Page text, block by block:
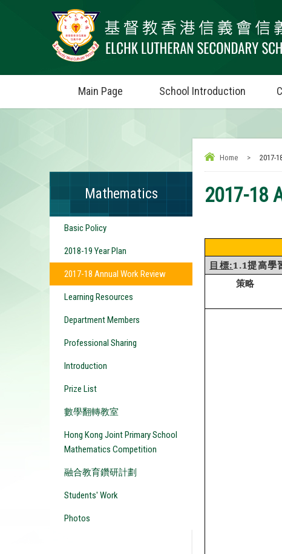
Main Page School Introduction
Home > 2017-
2017-18
目標:1.1提高學
策略
Mathematics
Basic Policy
2018-19 Year Plan
2017-18 Annual Work Review
Learning Resources
Department Members
Professional Sharing
Introduction
Prize List
數學翻轉教室
Hong Kong Joint Primary School
Mathematics Competition
融合教育鑽研計劃
Students' Work
Photos